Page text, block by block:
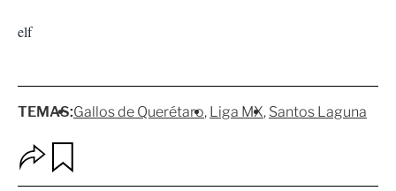
elf
TEMAS:Gallos de Querétaro Liga MX Santos Laguna
p